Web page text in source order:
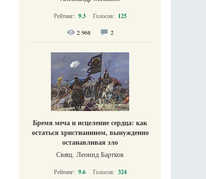
Рейтинг: 9.3 Голосов: 125
2 968 2
Бремя меча и исцеление сердца: как
остаться христианином, вынужденно
останавливая зло
Свящ. Леонид Бартков
Рейтинг: 9.6 Голосов: 324